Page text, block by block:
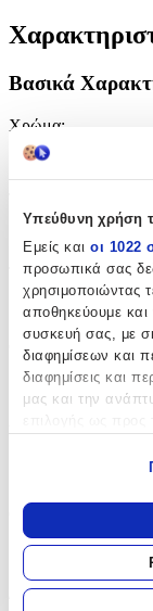
Υπεύθυνη χρήση
Εμείς και οι 1022
προσωπικά σας
χρησιμοποιώντας
αποθηκεύουμε
συσκευή σας, με
διαφημίσεων και
διαφημίσεις και
μας και την
Να
σας
απόσταση
Να
για
Βασικά
Χρώμα:
Τάξη:
Δημοτικού
Θήκη για Παγούρι
Ναι
Θέμα
Μονόκεροι
Διαστάσεις